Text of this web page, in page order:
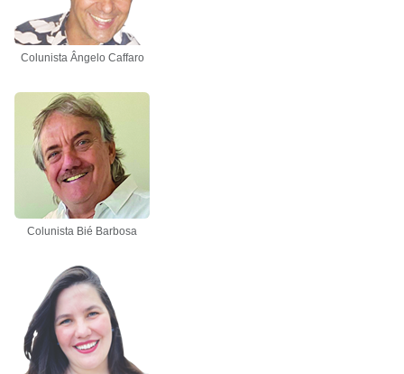
Colunista Ângelo Caffaro
Colunista Bié Barbosa